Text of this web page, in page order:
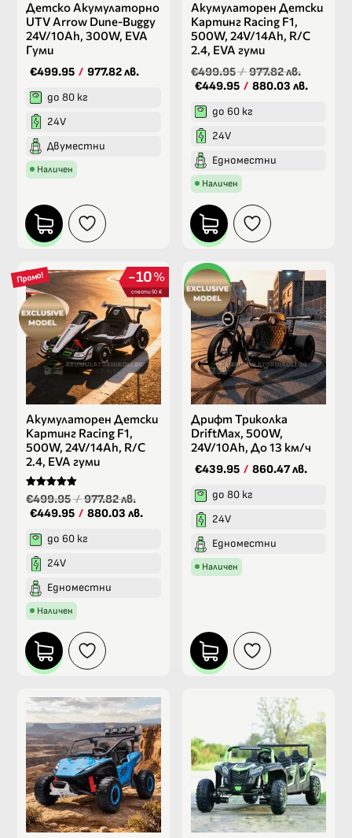
Детско Акумулаторно
UTV Arrow Dune-Buggy
24V/10Ah, 300W, EVA
Гуми
€499.95 / 977.82 лв.
до 80 кг
24V
Двуместни
Наличен
Акумулаторен Детски
Картинг Racing F1,
500W, 24V/14Ah, R/C
2.4, EVA гуми
€499.95/977.82 лв.
€449.95 / 880.03 лв.
до 60 кг
24V
Едноместни
Наличен
Промо! %
10
спести 50 €
Акумулаторен Детски
Картинг Racing F1,
500W, 24V/14Ah, R/C
2.4, EVA гуми
Оценено на
5.00
от 5
€499.95/977.82 лв.
€449.95 / 880.03 лв.
до 60 кг
24V
Едноместни
Наличен
Дрифт Триколка
DriftMax, 500W,
24V/10Ah, До 13 км/ч
€439.95 / 860.47 лв.
до 80 кг
24V
Едноместни
Наличен